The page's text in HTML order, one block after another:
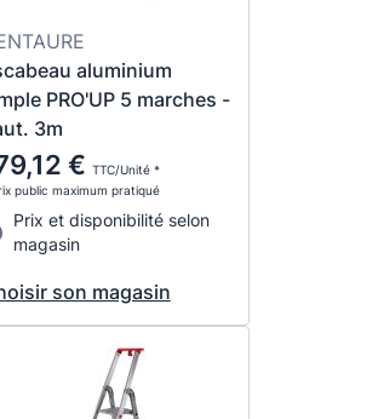
aluminium
PRO'UP 5 marches -
3m
€ TTC/Unité *
public maximum pratiqué
Prix et disponibilité selon
magasin
son magasin